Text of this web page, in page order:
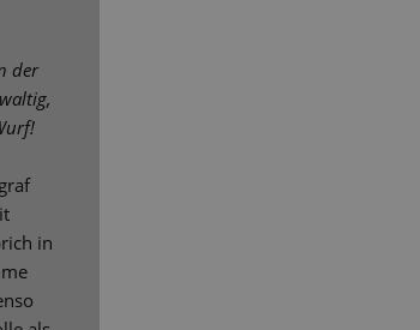
der
in